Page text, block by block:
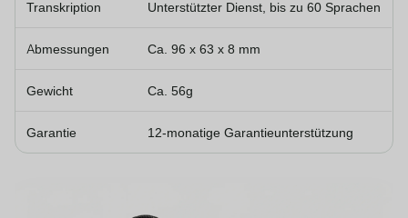
Transkription Unterstützter Dienst, bis zu 60 Sprachen
Abmessungen Ca. 96 x 63 x 8 mm
Gewicht Ca. 56g
Garantie 12-monatige Garantieunterstützung